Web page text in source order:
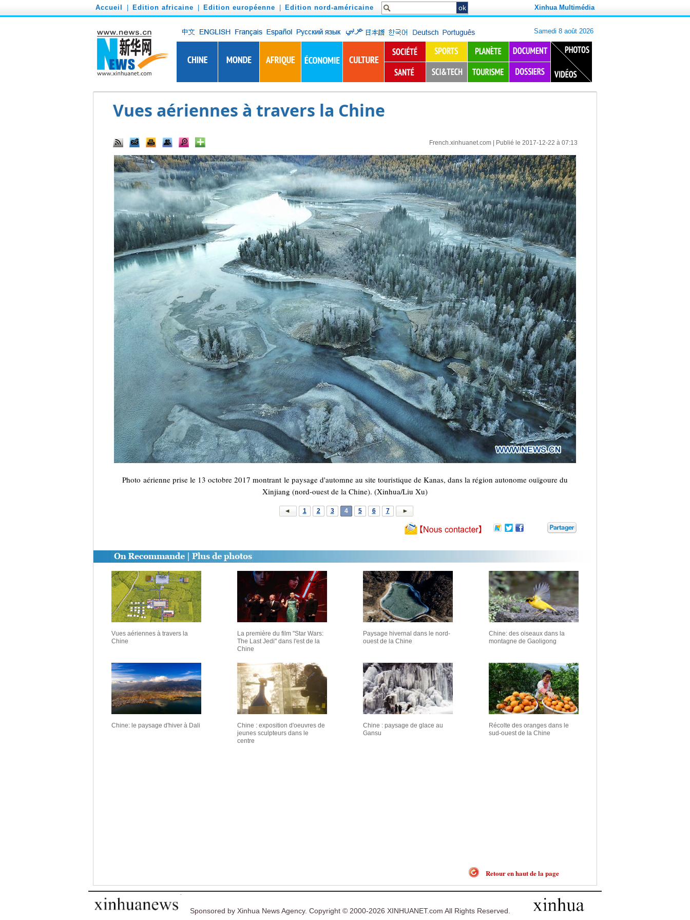
Accueil Edition africaine Edition européenne Edition nord-américaine Xinhua Multimédia
Vues aériennes à travers la Chine
French.xinhuanet.com| Publié le 2017-12-22 à 07:13
Photo aérienne prise le 13 octobre 2017 montrant le paysage d'automne au site touristique de Kanas, dans la région autonome ouïgoure du
Xinjiang (nord-ouest de la Chine). (Xinhua/Liu Xu)
1 2 3 4 5 6 7
Vues aériennes à travers la
Chine
La première du film "Star Wars:
The Last Jedi" dans l'est de la
Chine
Paysage hivernal dans le nord-
ouest de la Chine
Chine: des oiseaux dans la
montagne de Gaoligong
Chine: le paysage d'hiver à Dali
Chine : exposition d'oeuvres de
jeunes sculpteurs dans le
centre
Chine : paysage de glace au
Gansu
Récolte des oranges dans le
sud-ouest de la Chine
Retour en haut de la page
Sponsored by Xinhua News Agency. Copyright © 2000-2026 XINHUANET.com All Rights Reserved.